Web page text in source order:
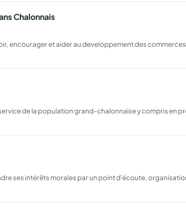
Chalonnais
encourager et aider au developpement des
de la population grand-chalonnaise y compris en
ses intérêts morales par un point d'écoute,